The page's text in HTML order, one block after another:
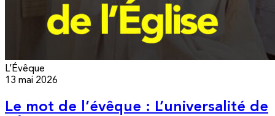
L’Évêque
13 mai 2026
Le mot de l’évêque : L’universalité de